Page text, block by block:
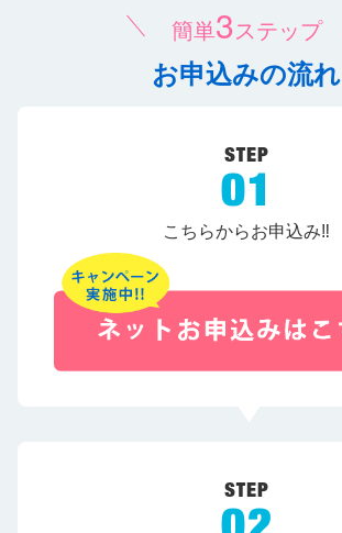
簡単3ステップ
お申込みの流れ
こちらからお申込み‼